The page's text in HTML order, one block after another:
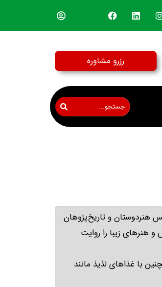
رزرو مشاوره
هنردوستان و تاریخ‌پژوهان
هنرهای زیبا را روایت
با غذاهای لذیذ مانند